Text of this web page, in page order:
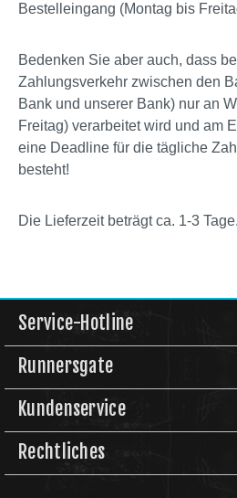
Bestelleingang (Montag bis
Bedenken Sie aber auch, dass
Zahlungsverkehr zwischen den
Bank und unserer Bank) nur an
Freitag) verarbeitet wird und am
eine Deadline für die tägliche
besteht!
Die Lieferzeit beträgt ca. 1-3 Tage.
Service-Hotline
Runnersgate
Kundenservice
Rechtliches